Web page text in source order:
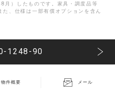
）したものです。家具・調度品等
、仕様は一部有償オプションを含ん
1248-90
物件概要 メール